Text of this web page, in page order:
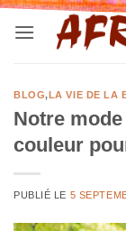
Passer
BLOG,LA VIE DE LA
Notre
couleur
PUBLIÉ LE 5